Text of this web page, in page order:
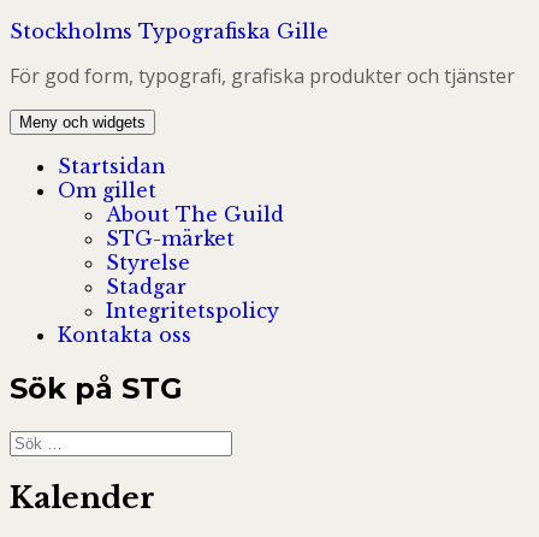
Hoppa
innehåll
Stockholms Typografiska Gille
För god form, typografi, grafiska produkter och tjänster
Meny och widgets
Startsidan
Om gillet
About The Guild
STG-märket
Styrelse
Stadgar
Integritetspolicy
Kontakta oss
Sök på STG
Sök
efter:
Kalender